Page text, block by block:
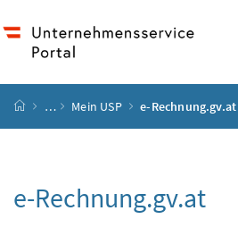
Startseite
… Mein USP e-Rechnung.gv.at
e-Rechnung.gv.at